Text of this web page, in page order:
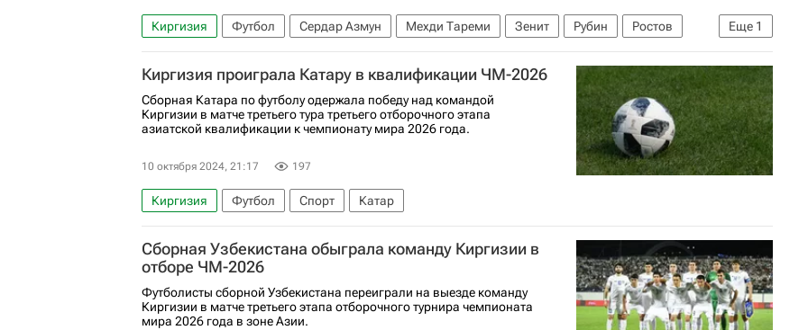
Еще 1
Киргизия Футбол Сердар Азмун Мехди Тареми Зенит Рубин
Ростов
Иран
Киргизия проиграла Катару в квалификации ЧМ-2026
Сборная Катара по футболу одержала победу над командой
Киргизии в матче третьего тура третьего отборочного этапа
азиатской квалификации к чемпионату мира 2026 года.
10 октября 2024, 21:17 197
Киргизия Футбол Спорт Катар
Сборная Узбекистана обыграла команду Киргизии в
отборе ЧМ-2026
Футболисты сборной Узбекистана переиграли на выезде команду
Киргизии в матче третьего этапа отборочного турнира чемпионата
мира 2026 года в зоне Азии.